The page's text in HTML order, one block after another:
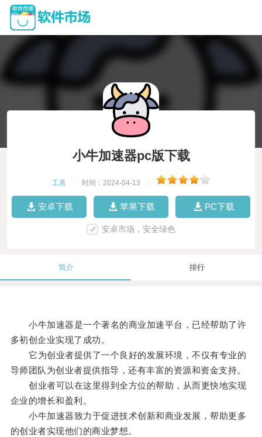
小牛加速器pc版下载
工具 时间：2024-04-13
安卓下载 苹果下载 PC下载
安卓市场，安全绿色
简介 排行
小牛加速器是一个著名的商业加速平台，已经帮助了许
多初创企业实现了成功。
它为创业者提供了一个良好的发展环境，不仅有专业的
导师团队为创业者提供指导，还有丰富的资源和资金支持。
创业者可以在这里得到全方位的帮助，从而更快地实现
企业的增长和盈利。
小牛加速器致力于促进技术创新和商业发展，帮助更多
的创业者实现他们的商业梦想。